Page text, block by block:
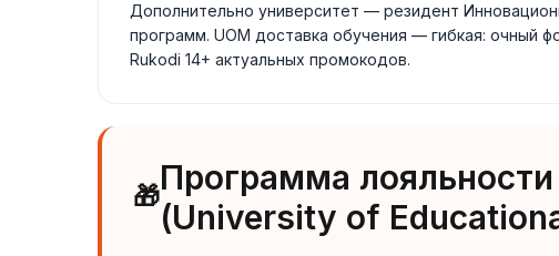
Дополнительно университет — резидент
программ. UOM доставка обучения — гибкая: очный
Rukodi 14+ актуальных промокодов.
🎁Программа
(University of